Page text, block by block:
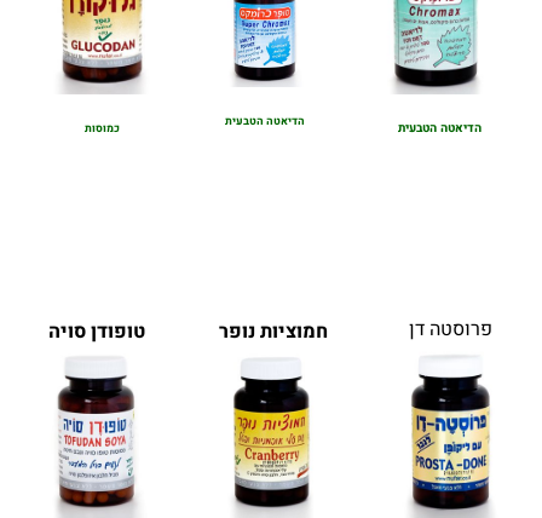
הדיאטה הטבעית הדיאטה הטבעית כמוסות
פרוסטה דן חמוציות נופר טופודן סויה